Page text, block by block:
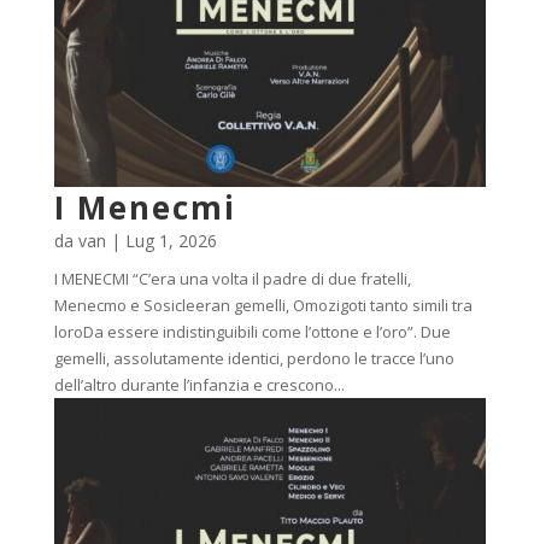
I Menecmi
da van | Lug 1, 2026
I MENECMI “C’era una volta il padre di due fratelli,
Menecmo e Sosicleeran gemelli, Omozigoti tanto simili tra
loroDa essere indistinguibili come l’ottone e l’oro”. Due
gemelli, assolutamente identici, perdono le tracce l’uno
dell’altro durante l’infanzia e crescono...